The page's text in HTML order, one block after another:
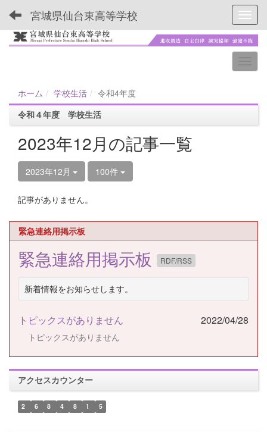
宮城県仙台東高等学校
ホーム 学校生活
令和4年度
令和４年度 学校生活
2023年12月の記事一覧
2023年12月 100件
記事がありません。
緊急連絡用掲示板
緊急連絡用掲示板 RDF/RSS
新着情報をお知らせします。
トピックスがありません 2022/04/28
トピックスがありません
アクセスカウンター
2 6 8 4 8 1 5